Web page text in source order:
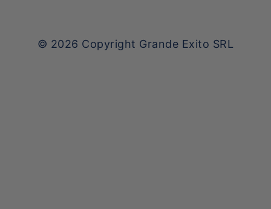
© 2026 Copyright Grande Exito SRL